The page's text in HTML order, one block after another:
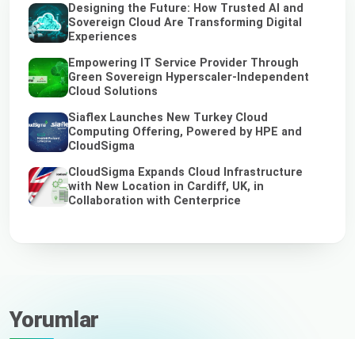
Designing the Future: How Trusted AI and
Sovereign Cloud Are Transforming Digital
Experiences
Empowering IT Service Provider Through
Green Sovereign Hyperscaler-Independent
Cloud Solutions
Siaflex Launches New Turkey Cloud
Computing Offering, Powered by HPE and
CloudSigma
CloudSigma Expands Cloud Infrastructure
with New Location in Cardiff, UK, in
Collaboration with Centerprice
Yorumlar